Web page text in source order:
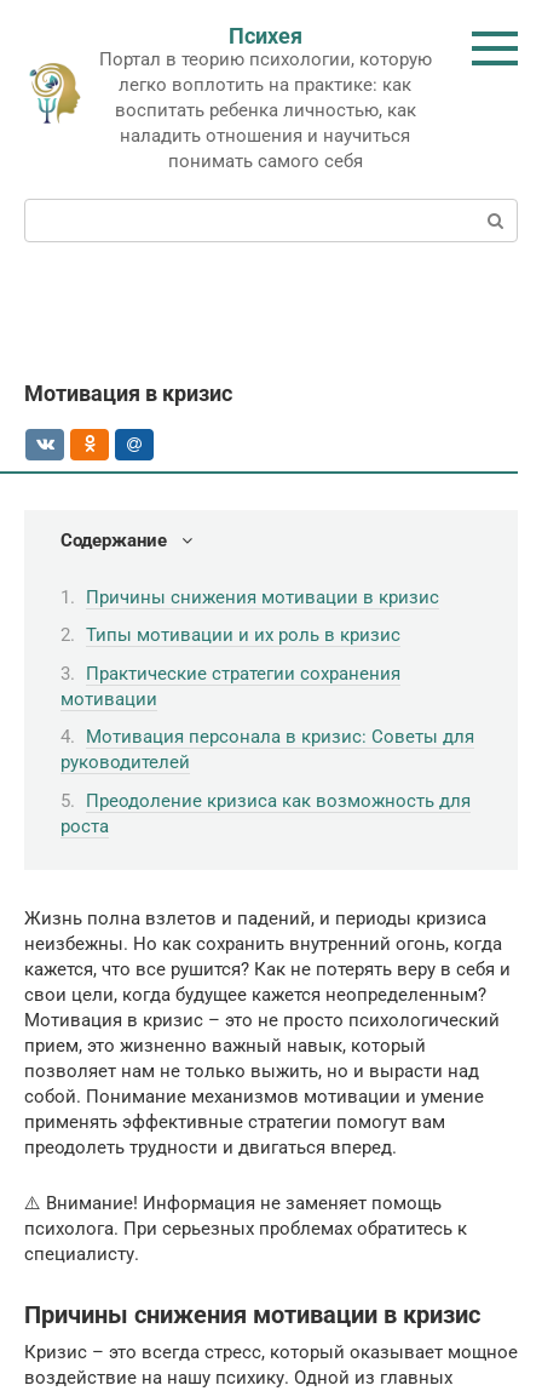
контенту
Психея
Портал в теорию психологии, которую
легко воплотить на практике: как
воспитать ребенка личностью, как
наладить отношения и научиться
понимать самого себя
Поиск:
Мотивация в кризис
Содержание
Причины снижения мотивации в кризис
Типы мотивации и их роль в кризис
Практические стратегии сохранения
мотивации
Мотивация персонала в кризис: Советы для
руководителей
Преодоление кризиса как возможность для
роста
Жизнь полна взлетов и падений, и периоды кризиса
неизбежны. Но как сохранить внутренний огонь, когда
кажется, что все рушится? Как не потерять веру в себя и
свои цели, когда будущее кажется неопределенным?
Мотивация в кризис – это не просто психологический
прием, это жизненно важный навык, который
позволяет нам не только выжить, но и вырасти над
собой. Понимание механизмов мотивации и умение
применять эффективные стратегии помогут вам
преодолеть трудности и двигаться вперед.
⚠️ Внимание! Информация не заменяет помощь
психолога. При серьезных проблемах обратитесь к
специалисту.
Причины снижения мотивации в кризис
Кризис – это всегда стресс, который оказывает мощное
воздействие на нашу психику. Одной из главных